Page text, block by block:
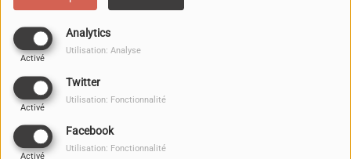
Analytics
Activé
Utilisation: Analyse
Twitter
Activé
Utilisation: Fonctionnalité
Facebook
Activé
Utilisation: Fonctionnalité